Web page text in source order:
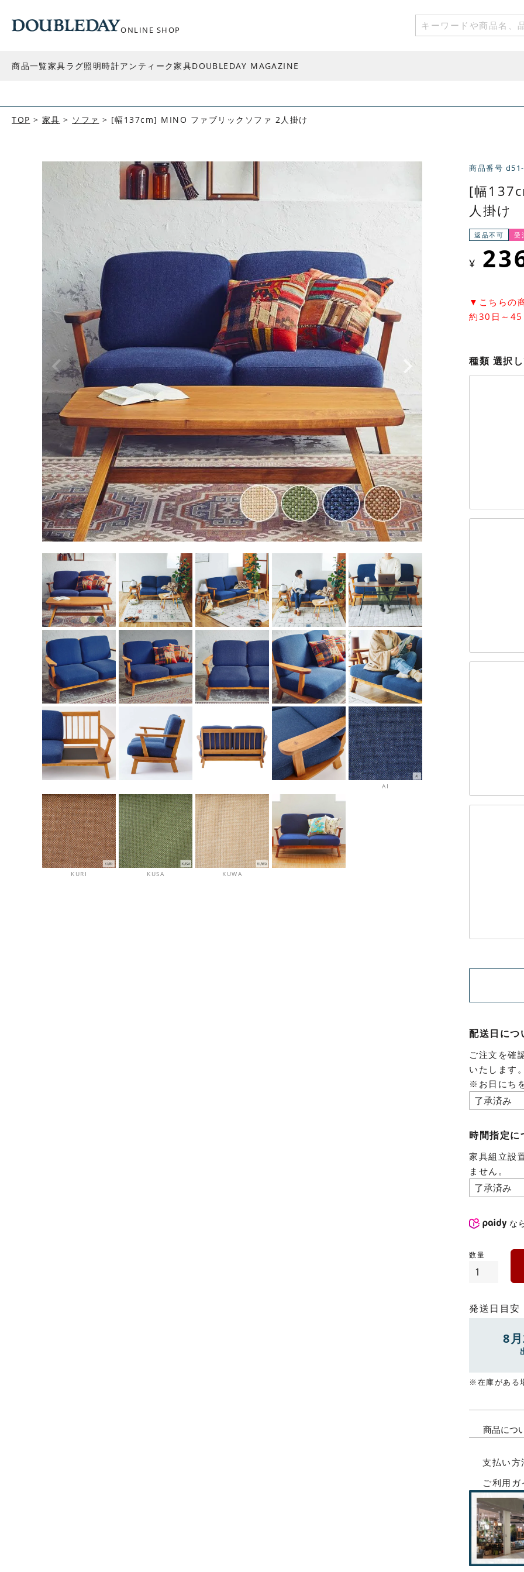
ONLINE SHOP
商品一覧家具ラグ照明時計アンティーク家具DOUBLEDAY MAGAZINE
TOP 家具 ソファ [幅137cm] MINO ファブリックソファ 2人掛け
AI
KURI KUSA KUWA
商品番号
[幅
人掛け
返品不可 受
¥
▼こちらの
約30日～45
種類 選択
配送日につ
ご注文を確
いたします
※お日にち
時間指定に
家具組立設
ません。
な
発送日目安
8
※在庫がある
商品につ
支払い方
ご利用ガ